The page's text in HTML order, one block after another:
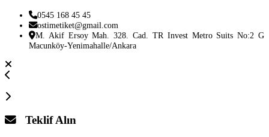
0545 168 45 45
ostimetiket@gmail.com
M. Akif Ersoy Mah. 328. Cad. TR Invest Metro Suits No:2 G
Macunköy-Yenimahalle/Ankara
Teklif Alın